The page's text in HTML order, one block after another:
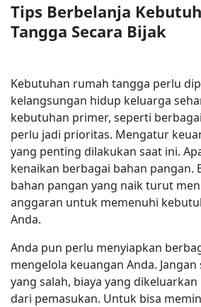
Tips Berbelanja
Tangga Secara Bijak
Kebutuhan rumah tangga perlu
kelangsungan hidup keluarga
kebutuhan primer, seperti
perlu jadi prioritas. Mengatur
yang penting dilakukan saat ini.
kenaikan berbagai bahan pangan.
bahan pangan yang naik turut
anggaran untuk memenuhi
Anda.
Anda pun perlu menyiapkan
mengelola keuangan Anda.
yang salah, biaya yang
dari pemasukan. Untuk bisa